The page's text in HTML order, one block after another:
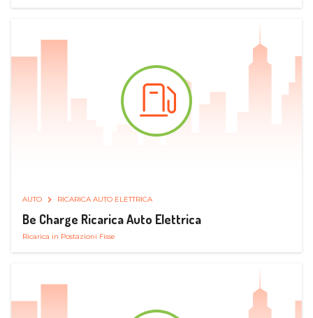
AUTO RICARICA AUTO ELETTRICA
Be Charge Ricarica Auto Elettrica
Ricarica in Postazioni Fisse